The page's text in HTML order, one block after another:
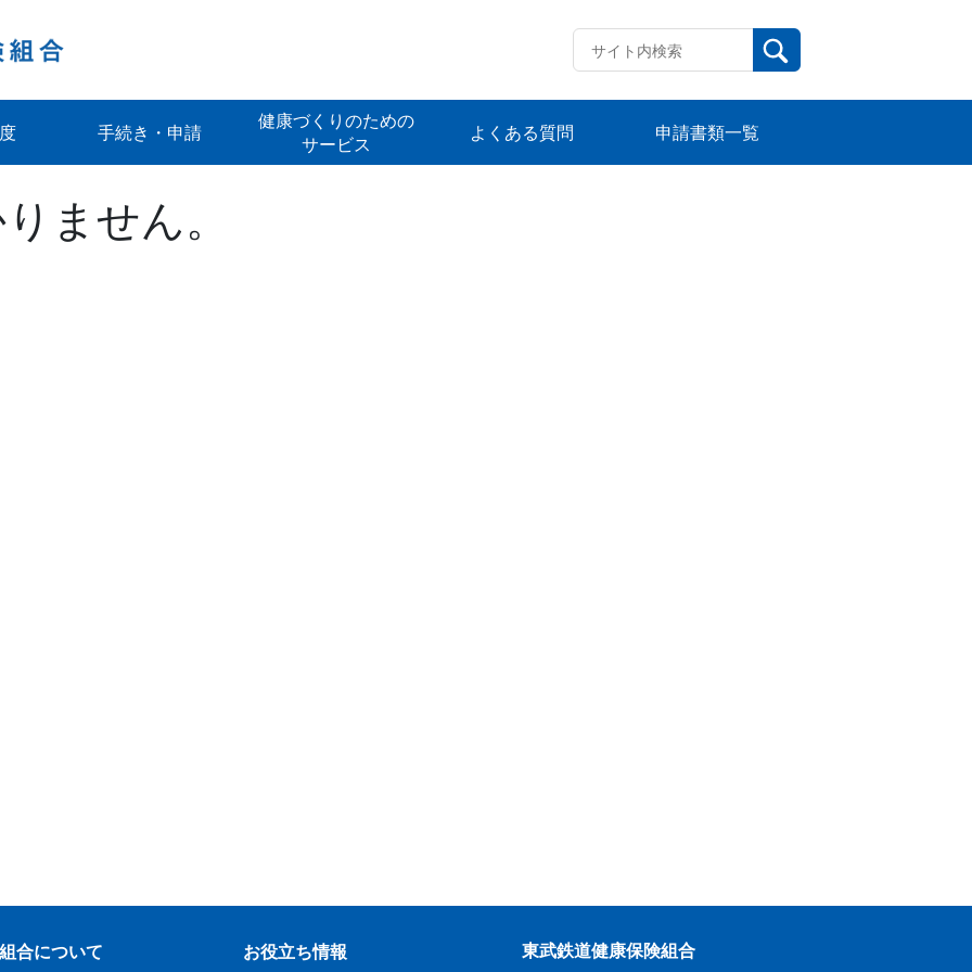
手続き・申請
健康づくりのための
サービス
よくある質問 申請書類一覧
ません。
合について お役立ち情報 東武鉄道健康保険組合